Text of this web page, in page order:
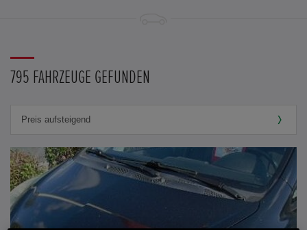
795 FAHRZEUGE GEFUNDEN